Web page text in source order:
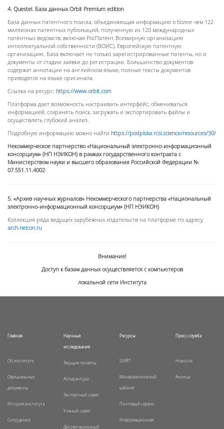
4. Questel. База данныхOrbit Premium edition
База данных патентного поиска, объединяющая информацию о более чем 122
миллионах патентных публикаций, полученную из 120 международных
патентных ведомств, включая РосПатент, Всемирную организацию
интеллектуальной собственности (ВОИС), Европейскую патентную
организацию. База включает не только зарегистрированные патенты, но и
документы от стадии заявки до регистрации. Большинство документов
содержат аннотации на английском языке, полные тексты документов
приводятся на языке оригинала.
Ссылка на ресурс: https://www.orbit.com
Платформа дает возможность настраивать интерфейс, обмениваться
информацией, сохранять поиск, загружать и экспортировать файлы и
осуществлять глубокий анализ.
Подробную информацию можно найти https://podpiska.rcsi.science/resources/30/
Некоммерческое партнерство «Национальный электронно-информационный
консорциум» (НП НЭИКОН) в рамках государственного контракта с
Министерством науки и высшего образования Российской Федерации №
07.551.11.4002
5. «Архив научных журналов» Некоммерческого партнерства «Национальный
электронно-информационный консорциум» (НП НЭИКОН)
Коллекция ряда ведущих зарубежных издательств на платформе по адресу
arch.neicon.ru
Внимание!
Доступ к базам данных осуществляется с компьютеров
локальной сети Института
Главная
Об институте
Официальные
документы
История института
Сотрудники
Научные
исследования
Текущие проекты
Аспирантура
Экспертный совет
Ученый совет
Диссертационный
Ресурсы
SVERT
Минералогический
кабинет
Почтовый сервис
Информационная
Пресс-служба
Новости
Анонсы